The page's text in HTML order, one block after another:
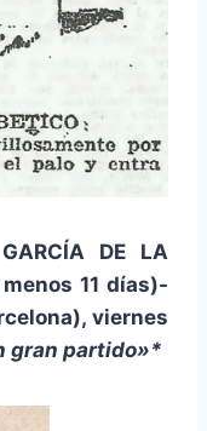
DE LA
11 días)-
viernes
gran partido»*